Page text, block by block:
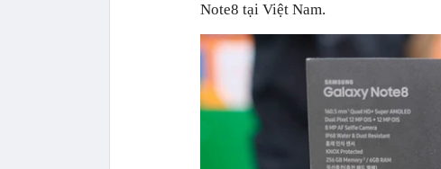
Note8 tại Việt Nam.